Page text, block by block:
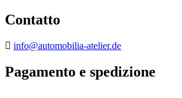
Contatto
info@automobilia-atelier.de
Pagamento e spedizione